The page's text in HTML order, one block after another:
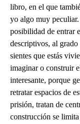
libro, en el que
yo algo muy peculiar.
posibilidad de entrar
descriptivos, al grado
sientes que estás
imaginar o construir
interesante, porque
retratar espacios de
prisión, tratan de
construcción se